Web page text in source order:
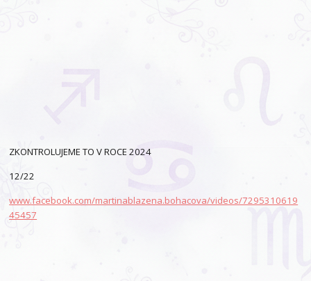
ZKONTROLUJEME TO V ROCE 2024
12/22
www.facebook.com/martinablazena.bohacova/videos/7295310619
45457